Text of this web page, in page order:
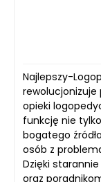
Najlepszy-
opieki
funkcję nie
bogatego
osób z
Dzięki
oraz